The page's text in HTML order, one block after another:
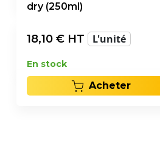
dry (250ml)
18,10 € HT L'unité
En stock
Acheter